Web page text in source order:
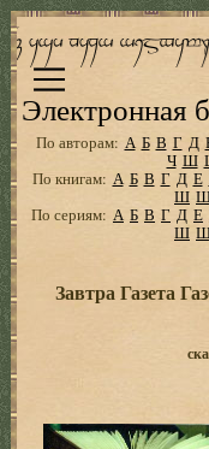
Электронная
По авторам: А Б В Г Д
Ч Ш
По книгам: А Б В Г Д Е
Ш
По сериям: А Б В Г Д Е
Ш
Завтра Газета